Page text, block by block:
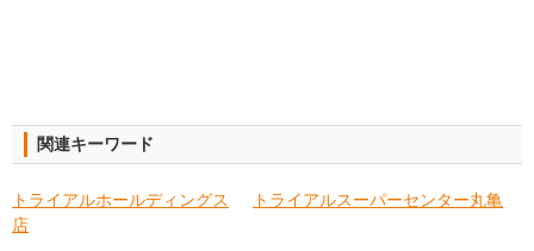
関連キーワード
トライアルホールディングス
トライアルスーパーセンター丸亀
店